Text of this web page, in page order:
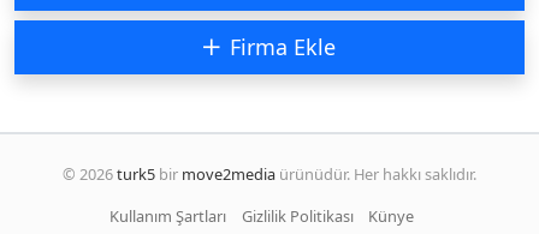
Firma Ekle
© 2026turk5 bir move2media ürünüdür. Her hakkı saklıdır.
Kullanım Şartları
Gizlilik Politikası Künye